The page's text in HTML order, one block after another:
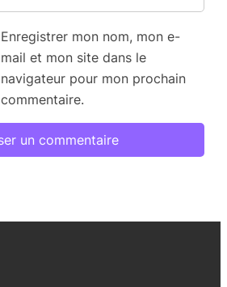
Enregistrer mon nom, mon e-
mail et mon site dans le
navigateur pour mon prochain
commentaire.